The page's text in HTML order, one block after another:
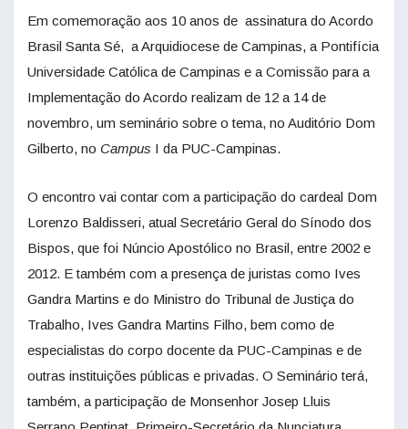
Em comemoração aos 10 anos de assinatura do Acordo
Brasil Santa Sé, a Arquidiocese de Campinas, a Pontifícia
Universidade Católica de Campinas e a Comissão para a
Implementação do Acordo realizam de 12 a 14 de
novembro, um seminário sobre o tema, no Auditório Dom
Gilberto, no Campus I da PUC-Campinas.
O encontro vai contar com a participação do cardeal Dom
Lorenzo Baldisseri, atual Secretário Geral do Sínodo dos
Bispos, que foi Núncio Apostólico no Brasil, entre 2002 e
2012. E também com a presença de juristas como Ives
Gandra Martins e do Ministro do Tribunal de Justiça do
Trabalho, Ives Gandra Martins Filho, bem como de
especialistas do corpo docente da PUC-Campinas e de
outras instituições públicas e privadas. O Seminário terá,
também, a participação de Monsenhor Josep Lluis